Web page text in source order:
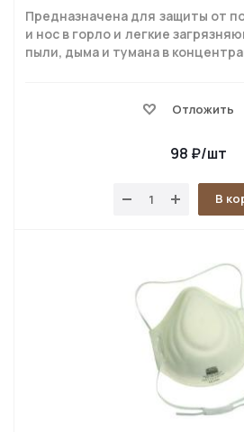
Предназначена для защиты от
и нос в горло и легкие
пыли, дыма и тумана в
Отложить
98 ₽/шт
В